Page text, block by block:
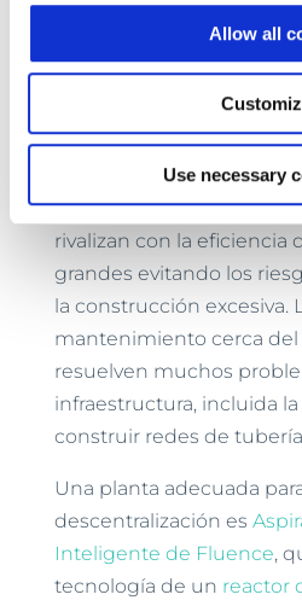
Allow all
Use necessary
Reúso
Mientras que las enormes
centralizadas pueden
economías de escala, las
descentralizadasmás
rivalizan con la eficiencia
grandes evitando los
la construcción excesiva.
mantenimiento cerca
resuelven muchos
infraestructura, incluida
construir redes de
Una planta adecuada
descentralización es
Inteligente de Fluence,
tecnología de un reactor